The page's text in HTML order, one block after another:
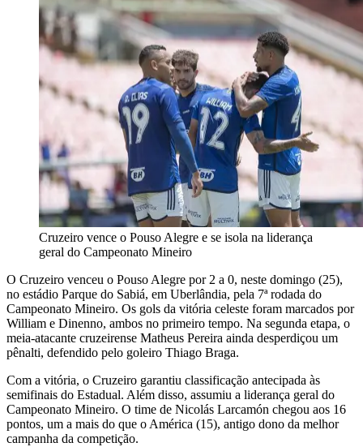
Cruzeiro vence o Pouso Alegre e se isola na liderança
geral do Campeonato Mineiro
O Cruzeiro venceu o Pouso Alegre por 2 a 0, neste domingo (25),
no estádio Parque do Sabiá, em Uberlândia, pela 7ª rodada do
Campeonato Mineiro. Os gols da vitória celeste foram marcados por
William e Dinenno, ambos no primeiro tempo. Na segunda etapa, o
meia-atacante cruzeirense Matheus Pereira ainda desperdiçou um
pênalti, defendido pelo goleiro Thiago Braga.
Com a vitória, o Cruzeiro garantiu classificação antecipada às
semifinais do Estadual. Além disso, assumiu a liderança geral do
Campeonato Mineiro. O time de Nicolás Larcamón chegou aos 16
pontos, um a mais do que o América (15), antigo dono da melhor
campanha da competição.